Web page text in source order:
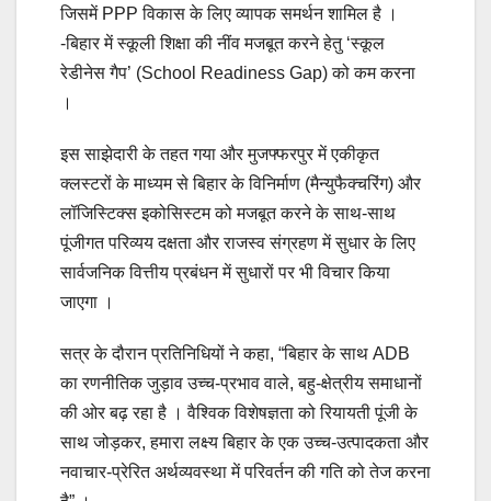
जिसमें PPP विकास के लिए व्यापक समर्थन शामिल है ।
-बिहार में स्कूली शिक्षा की नींव मजबूत करने हेतु ‘स्कूल
रेडीनेस गैप’ (School Readiness Gap) को कम करना
।
इस साझेदारी के तहत गया और मुजफ्फरपुर में एकीकृत
क्लस्टरों के माध्यम से बिहार के विनिर्माण (मैन्युफैक्चरिंग) और
लॉजिस्टिक्स इकोसिस्टम को मजबूत करने के साथ-साथ
पूंजीगत परिव्यय दक्षता और राजस्व संग्रहण में सुधार के लिए
सार्वजनिक वित्तीय प्रबंधन में सुधारों पर भी विचार किया
जाएगा ।
सत्र के दौरान प्रतिनिधियों ने कहा, “बिहार के साथ ADB
का रणनीतिक जुड़ाव उच्च-प्रभाव वाले, बहु-क्षेत्रीय समाधानों
की ओर बढ़ रहा है । वैश्विक विशेषज्ञता को रियायती पूंजी के
साथ जोड़कर, हमारा लक्ष्य बिहार के एक उच्च-उत्पादकता और
नवाचार-प्रेरित अर्थव्यवस्था में परिवर्तन की गति को तेज करना